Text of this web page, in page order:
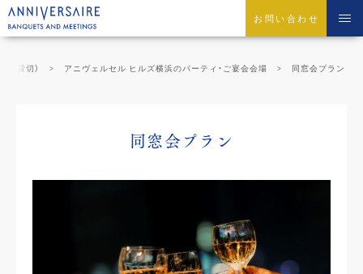
お問い合わせ
ス貸切） アニヴェルセル ヒルズ横浜のパーティ・ご宴会会場 同窓会プラン
同窓会プラン